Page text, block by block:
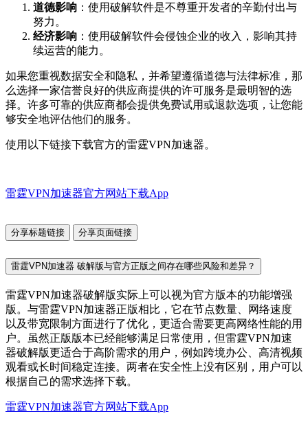
道德影响 ：使用破解软件是不尊重开发者的辛勤付出与
努力。
经济影响 ：使用破解软件会侵蚀企业的收入，影响其持
续运营的能力。
如果您重视数据安全和隐私，并希望遵循道德与法律标准，那
么选择一家信誉良好的供应商提供的许可服务是最明智的选
择。许多可靠的供应商都会提供免费试用或退款选项，让您能
够安全地评估他们的服务。
使用以下链接下载官方的雷霆VPN加速器。
雷霆VPN加速器官方网站下载App
分享标题链接 分享页面链接
雷霆VPN加速器 破解版与官方正版之间存在哪些风险和差异？
雷霆VPN加速器破解版实际上可以视为官方版本的功能增强
版。与雷霆VPN加速器正版相比，它在节点数量、网络速度
以及带宽限制方面进行了优化，更适合需要更高网络性能的用
户。虽然正版版本已经能够满足日常使用，但雷霆VPN加速
器破解版更适合于高阶需求的用户，例如跨境办公、高清视频
观看或长时间稳定连接。两者在安全性上没有区别，用户可以
根据自己的需求选择下载。
雷霆VPN加速器官方网站下载App